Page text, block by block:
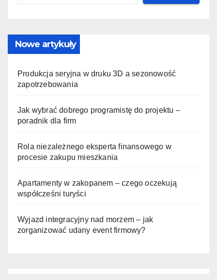
Nowe artykuły
Produkcja seryjna w druku 3D a sezonowość
zapotrzebowania
Jak wybrać dobrego programistę do projektu –
poradnik dla firm
Rola niezależnego eksperta finansowego w
procesie zakupu mieszkania
Apartamenty w zakopanem – czego oczekują
współcześni turyści
Wyjazd integracyjny nad morzem – jak
zorganizować udany event firmowy?